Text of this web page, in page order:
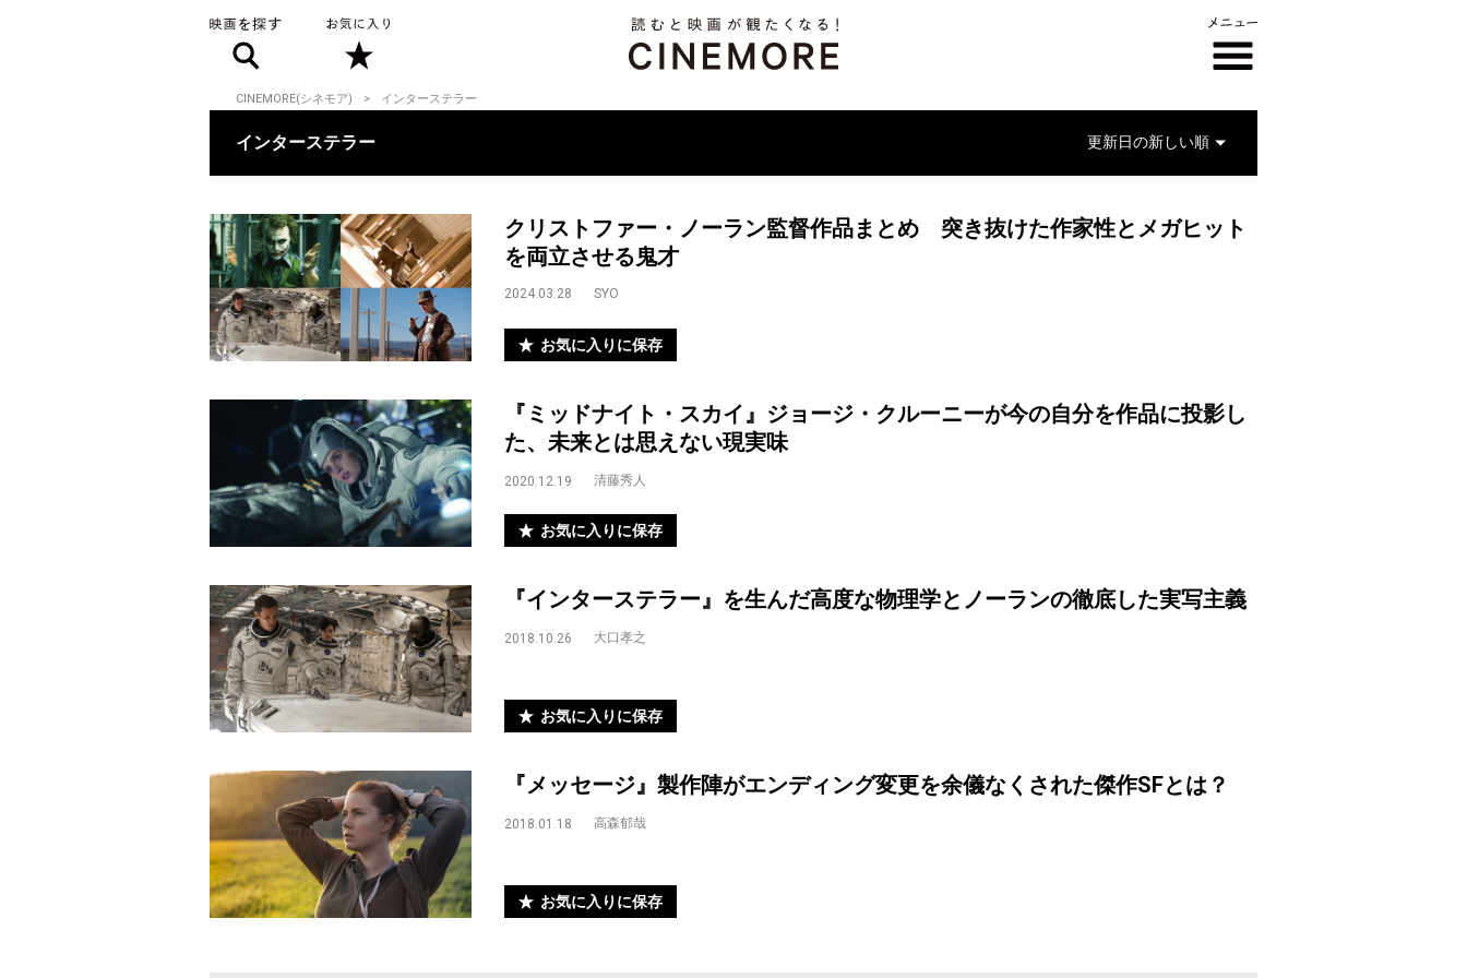
CINEMORE(シネモア) インターステラー
インターステラー
クリストファー・ノーラン監督作品まとめ 突き抜けた作家性とメガヒット
を両立させる鬼才
2024.03.28 SYO
お気に入りに保存
『ミッドナイト・スカイ』ジョージ・クルーニーが今の自分を作品に投影し
た、未来とは思えない現実味
2020.12.19 清藤秀人
お気に入りに保存
『インターステラー』を生んだ高度な物理学とノーランの徹底した実写主義
2018.10.26 大口孝之
お気に入りに保存
『メッセージ』製作陣がエンディング変更を余儀なくされた傑作SFとは？
2018.01.18 高森郁哉
お気に入りに保存